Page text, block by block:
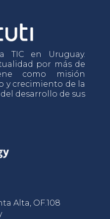
TIC en Uruguay.
por más de
como misión
y crecimiento de la
desarrollo de sus
Alta, OF.108